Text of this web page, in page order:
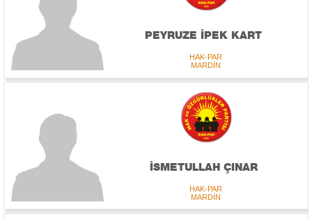
PEYRUZE İPEK KART
HAK-PAR
MARDİN
İSMETULLAH ÇINAR
HAK-PAR
MARDİN